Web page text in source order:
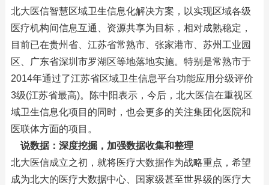
北大医信智慧区域卫生信息化解决方案，以实现区域各级
医疗机构间信息互通、资源共享为目标，相对成熟稳定，
目前已在贵州省、江苏省常熟市、张家港市、苏州工业园
区、广东省深圳市罗湖区等地落地实施。特别是常熟市于
2014年通过了江苏省区域卫生信息平台功能应用分级评价
3级(江苏省最高)。陈中阳表示，今后，北大医信在重视区
域卫生信息化项目的同时，也会更多的关注集团化医院和
医联体方面的项目。
说数据：深度挖掘，加强数据收集和整理
北大医信成立之初，就将医疗大数据作为战略重点，希望
成为北大的医疗大数据中心、国家级甚至世界级的医疗大